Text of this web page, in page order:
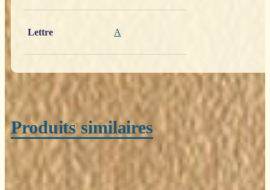
Lettre A
Produits similaires